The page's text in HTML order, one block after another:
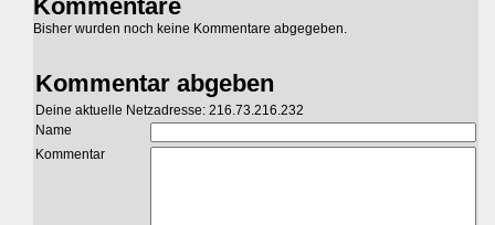
Kommentare
Bisher wurden noch keine Kommentare abgegeben.
Kommentar abgeben
Deine aktuelle Netzadresse: 216.73.216.232
Name
Kommentar